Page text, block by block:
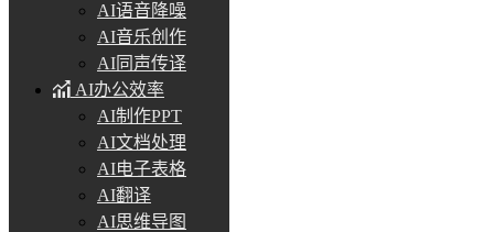
AI语音降噪
AI音乐创作
AI同声传译
AI办公效率
AI制作PPT
AI文档处理
AI电子表格
AI翻译
AI思维导图